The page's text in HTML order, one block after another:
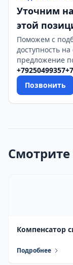
Уточним
этой
Поможем с
доступность
предложение
+79250499357
Позвонить
Компенсатор
Подробнее